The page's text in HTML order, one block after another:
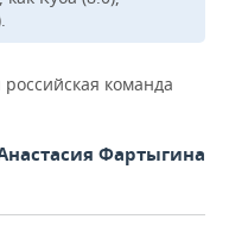
команда
Фартыгина